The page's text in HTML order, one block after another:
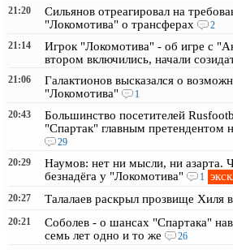
21:20
Сильянов отреагировал на
"Локомотива" о трансферах
2
21:14
Игрок "Локомотива" - об игре с
втором включились, начали
21:06
Галактионов высказался о
"Локомотива"
1
20:43
Большинство посетителей
"Спартак" главным претендентом
29
20:29
Наумов: нет ни мысли, ни азарта.
безнадёга у "Локомотива"
1
20:27 Талалаев раскрыл прозвище Хиля
20:21
Соболев - о шансах "Спартака"
семь лет одно и то же
26